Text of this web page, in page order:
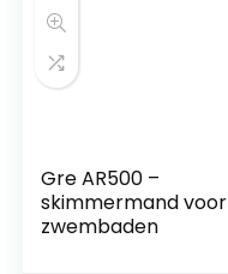
Gre AR500 –
skimmermand voor
zwembaden